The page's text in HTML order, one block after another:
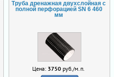
Труба дренажная двухслойная с
полной перфорацией SN 6 460
мм
Цена: 3750руб./м.п.